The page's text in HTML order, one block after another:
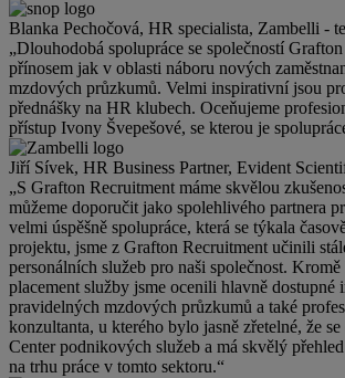
Blanka Pechočová, HR specialista, Zambelli -
„Dlouhodobá spolupráce se společností
přínosem jak v oblasti náboru nových
mzdových průzkumů. Velmi inspirativní jsou
přednášky na HR klubech. Oceňujeme
přístup Ivony Švepešové, se kterou je
Jiří Sívek, HR Business Partner, Evident
„S Grafton Recruitment máme skvělou
můžeme doporučit jako spolehlivého partnera
velmi úspěšně spolupráce, která se týkala
projektu, jsme z Grafton Recruitment učinili
personálních služeb pro naši společnost.
placement služby jsme ocenili hlavně dostupné
pravidelných mzdových průzkumů a také
konzultanta, u kterého bylo jasně zřetelné, že
Center podnikových služeb a má skvělý
na trhu práce v tomto sektoru.“